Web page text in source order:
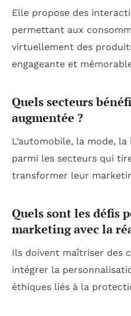
Elle propose des
permettant aux
virtuellement des
engageante et
Quels secteurs
augmentée ?
L’automobile, la mode,
parmi les secteurs qui
transformer leur
Quels sont les défis
marketing avec la
Ils doivent maîtriser des
intégrer la
éthiques liés à la